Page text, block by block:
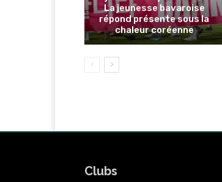
La jeunesse bavaroise
répond présente sous la
chaleur coréenne
Clubs